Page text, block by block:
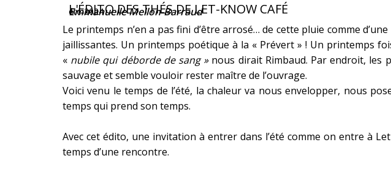
L'ÉDITO DES THÉS DE LET-KNOW CAFÉ
Emmanuelle Mellon-Barraud
été 2024
Le printemps n’en a pas fini d’être arrosé… de cette pluie comme
jaillissantes. Un printemps poétique à la « Prévert » ! Un printemps
« nubile qui déborde de sang »nous dirait Rimbaud. Par endroit, les
sauvage et semble vouloir rester maître de l’ouvrage.
Voici venu le temps de l’été, la chaleur va nous envelopper, nous
temps qui prend son temps.
Avec cet édito, une invitation à entrer dans l’été comme on entre à
temps d’une rencontre.